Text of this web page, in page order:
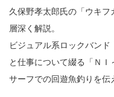
久保野孝太郎氏の「ウキ
層深く解説。
ビジュアル系ロックバン
と仕事について綴る「Ｎ
サーフでの回遊魚釣りを伝